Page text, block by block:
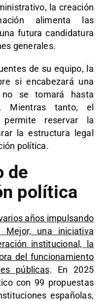
la creación
alimenta las
futura candidatura
generales.
de su equipo, la
si encabezará una
no se tomará hasta
Mientras tanto, el
reservar la
la estructura legal
política.
de
política
varios años impulsando
Mejor, una iniciativa
institucional, la
del funcionamiento
públicas. En 2025
con 99 propuestas
españolas,